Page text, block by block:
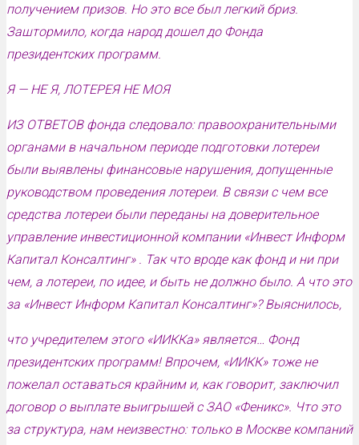
получением призов. Но это все был легкий бриз.
Заштормило, когда народ дошел до Фонда
президентских программ.
Я — НЕ Я, ЛОТЕРЕЯ НЕ МОЯ
ИЗ ОТВЕТОВ фонда следовало: правоохранительными
органами в начальном периоде подготовки лотереи
были выявлены финансовые нарушения, допущенные
руководством проведения лотереи. В связи с чем все
средства лотереи были переданы на доверительное
управление инвестиционной компании «Инвест Информ
Капитал Консалтинг» . Так что вроде как фонд и ни при
чем, а лотереи, по идее, и быть не должно было. А что это
за «Инвест Информ Капитал Консалтинг»? Выяснилось,
что учредителем этого «ИИККа» является… Фонд
президентских программ! Впрочем, «ИИКК» тоже не
пожелал оставаться крайним и, как говорит, заключил
договор о выплате выигрышей с ЗАО «Феникс». Что это
за структура, нам неизвестно: только в Москве компаний